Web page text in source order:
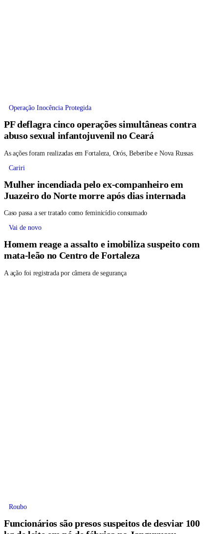
Operação Inocência Protegida
PF deflagra cinco operações simultâneas contra
abuso sexual infantojuvenil no Ceará
As ações foram realizadas em Fortaleza, Orós, Beberibe e Nova Russas
Cariri
Mulher incendiada pelo ex-companheiro em
Juazeiro do Norte morre após dias internada
Caso passa a ser tratado como feminicídio consumado
Vai de novo
Homem reage a assalto e imobiliza suspeito com
mata-leão no Centro de Fortaleza
A ação foi registrada por câmera de segurança
Roubo
Funcionários são presos suspeitos de desviar 100